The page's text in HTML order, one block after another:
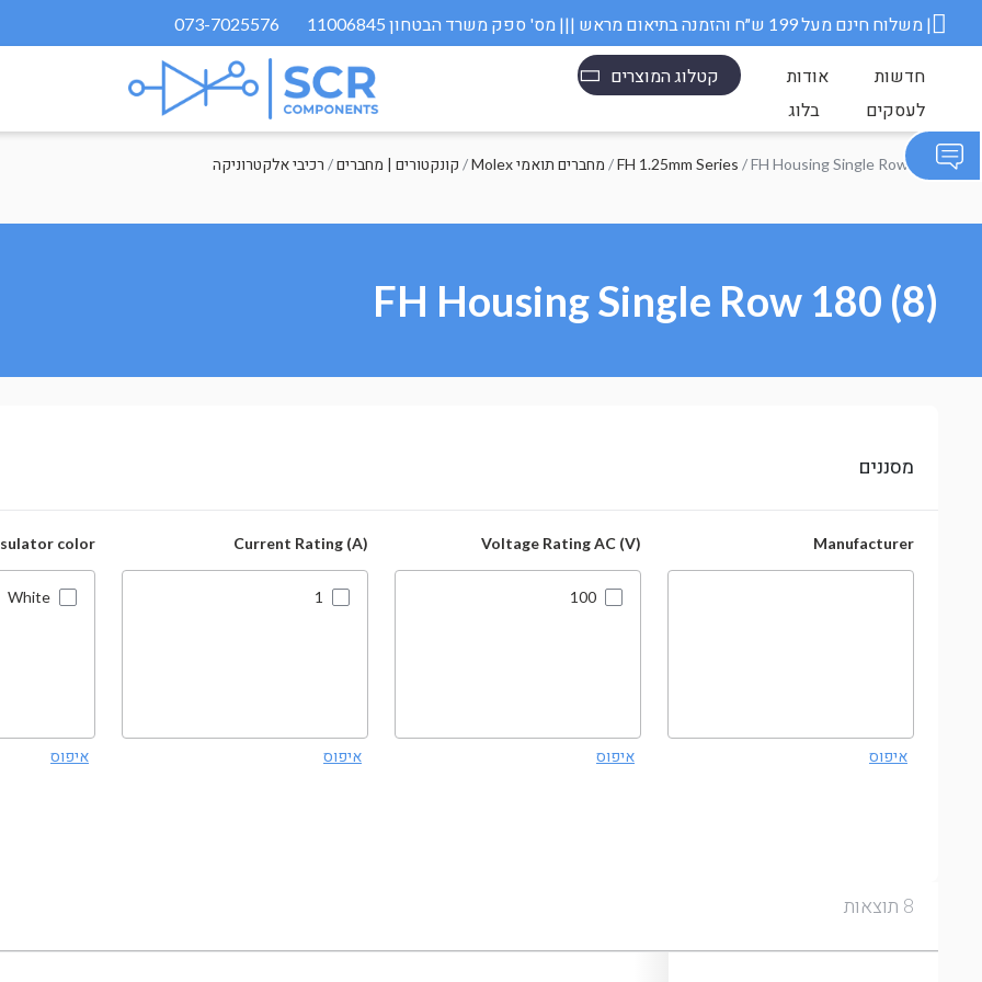
073-7025576 משלוח חינם מעל 199 ש״ח והזמנה בתיאום מראש ||| מס' ספק משרד הבטחון 11006845 |
קטלוג המוצרים אודות
חדשות
בלוג
לעסקים
רכיבי אלקטרוניקה /קונקטורים | מחברים / Molex מחברים תואמי /FH 1.25mm Series / FH Housing Single Row 180
FH Housing Single Row 180 (8)
מסננים
Manufacturer
איפוס
Voltage Rating AC (V)
100
איפוס
Current Rating (A)
1
איפוס
color
White
איפוס
8 תוצאות